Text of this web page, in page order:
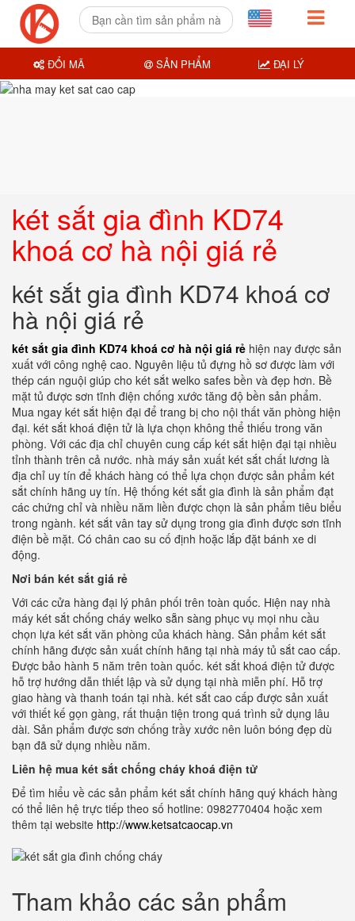
két sắt gia đình KD74
khoá cơ hà nội giá rẻ
két sắt gia đình KD74 khoá cơ
hà nội giá rẻ
két sắt gia đình KD74 khoá cơ hà nội giá rẻ hiện nay được sản
xuất với công nghệ cao. Nguyên liệu tủ đựng hồ sơ được làm với
thép cán nguội giúp cho két sắt welko safes bền và đẹp hơn. Bề
mặt tủ được sơn tĩnh điện chống xước tăng độ bền sản phẩm.
Mua ngay két sắt hiện đại để trang bị cho nội thất văn phòng hiện
đại. két sắt khoá điện tử là lựa chọn không thể thiếu trong văn
phòng. Với các địa chỉ chuyên cung cấp két sắt hiện đại tại nhiều
tỉnh thành trên cả nước. nhà máy sản xuất két sắt chất lương là
địa chỉ uy tín để khách hàng có thể lựa chọn được sản phẩm két
sắt chính hãng uy tín. Hệ thống két sắt gia đình là sản phẩm đạt
các chứng chỉ và nhiều năm liền được chọn là sản phẩm tiêu biểu
trong ngành. két sắt vân tay sử dụng trong gia đình được sơn tĩnh
điện bề mặt. Có chân cao su cố định hoặc lắp đặt bánh xe di
động.
Nơi bán két sắt giá rẻ
Với các cửa hàng đại lý phân phối trên toàn quốc. Hiện nay nhà
máy két sắt chống cháy welko sẵn sàng phục vụ mọi nhu cầu
chọn lựa két sắt văn phòng của khách hàng. Sản phẩm két sắt
chính hãng được sản xuất chính hãng tại nhà máy tủ sắt cao cấp.
Được bảo hành 5 năm trên toàn quốc. két sắt khoá điện tử được
hỗ trợ hướng dẫn thiết lập và sử dụng tại nhà miễn phí. Hỗ trợ
giao hàng và thanh toán tại nhà. két sắt cao cấp được sản xuất
với thiết kế gọn gàng, rất thuận tiện trong quá trình sử dụng lâu
dài. Sản phẩm được sơn chống trầy xước nên luôn bóng đẹp dù
bạn đã sử dụng nhiều năm.
Liên hệ mua két sắt chống cháy khoá điện tử
Để tìm hiểu về các sản phẩm két sắt chính hãng quý khách hàng
có thể liên hệ trực tiếp theo số hotline: 0982770404 hoặc xem
thêm tại website http://www.ketsatcaocap.vn
Tham khảo các sản phẩm
ĐỔI MÃ SẢN PHẨM ĐẠI LÝ